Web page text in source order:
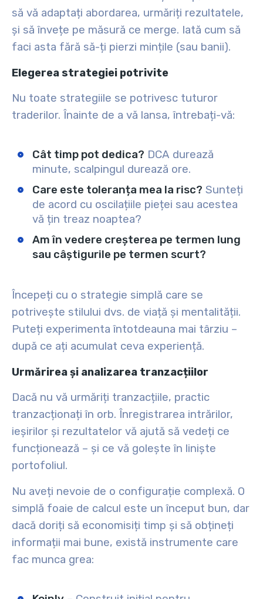
să vă adaptați abordarea, urmăriți rezultatele,
și să învețe pe măsură ce merge. Iată cum să
faci asta fără să-ți pierzi mințile (sau banii).
Elegerea strategiei potrivite
Nu toate strategiile se potrivesc tuturor
traderilor. Înainte de a vă lansa, întrebați-vă:
Cât timp pot dedica? DCA durează
minute, scalpingul durează ore.
Care este toleranța mea la risc? Sunteți
de acord cu oscilațiile pieței sau acestea
vă țin treaz noaptea?
Am în vedere creșterea pe termen lung
sau câștigurile pe termen scurt?
Începeți cu o strategie simplă care se
potrivește stilului dvs. de viață și mentalității.
Puteți experimenta întotdeauna mai târziu –
după ce ați acumulat ceva experiență.
Urmărirea și analizarea tranzacțiilor
Dacă nu vă urmăriți tranzacțiile, practic
tranzacționați în orb. Înregistrarea intrărilor,
ieșirilor și rezultatelor vă ajută să vedeți ce
funcționează – și ce vă golește în liniște
portofoliul.
Nu aveți nevoie de o configurație complexă. O
simplă foaie de calcul este un început bun, dar
dacă doriți să economisiți timp și să obțineți
informații mai bune, există instrumente care
fac munca grea: